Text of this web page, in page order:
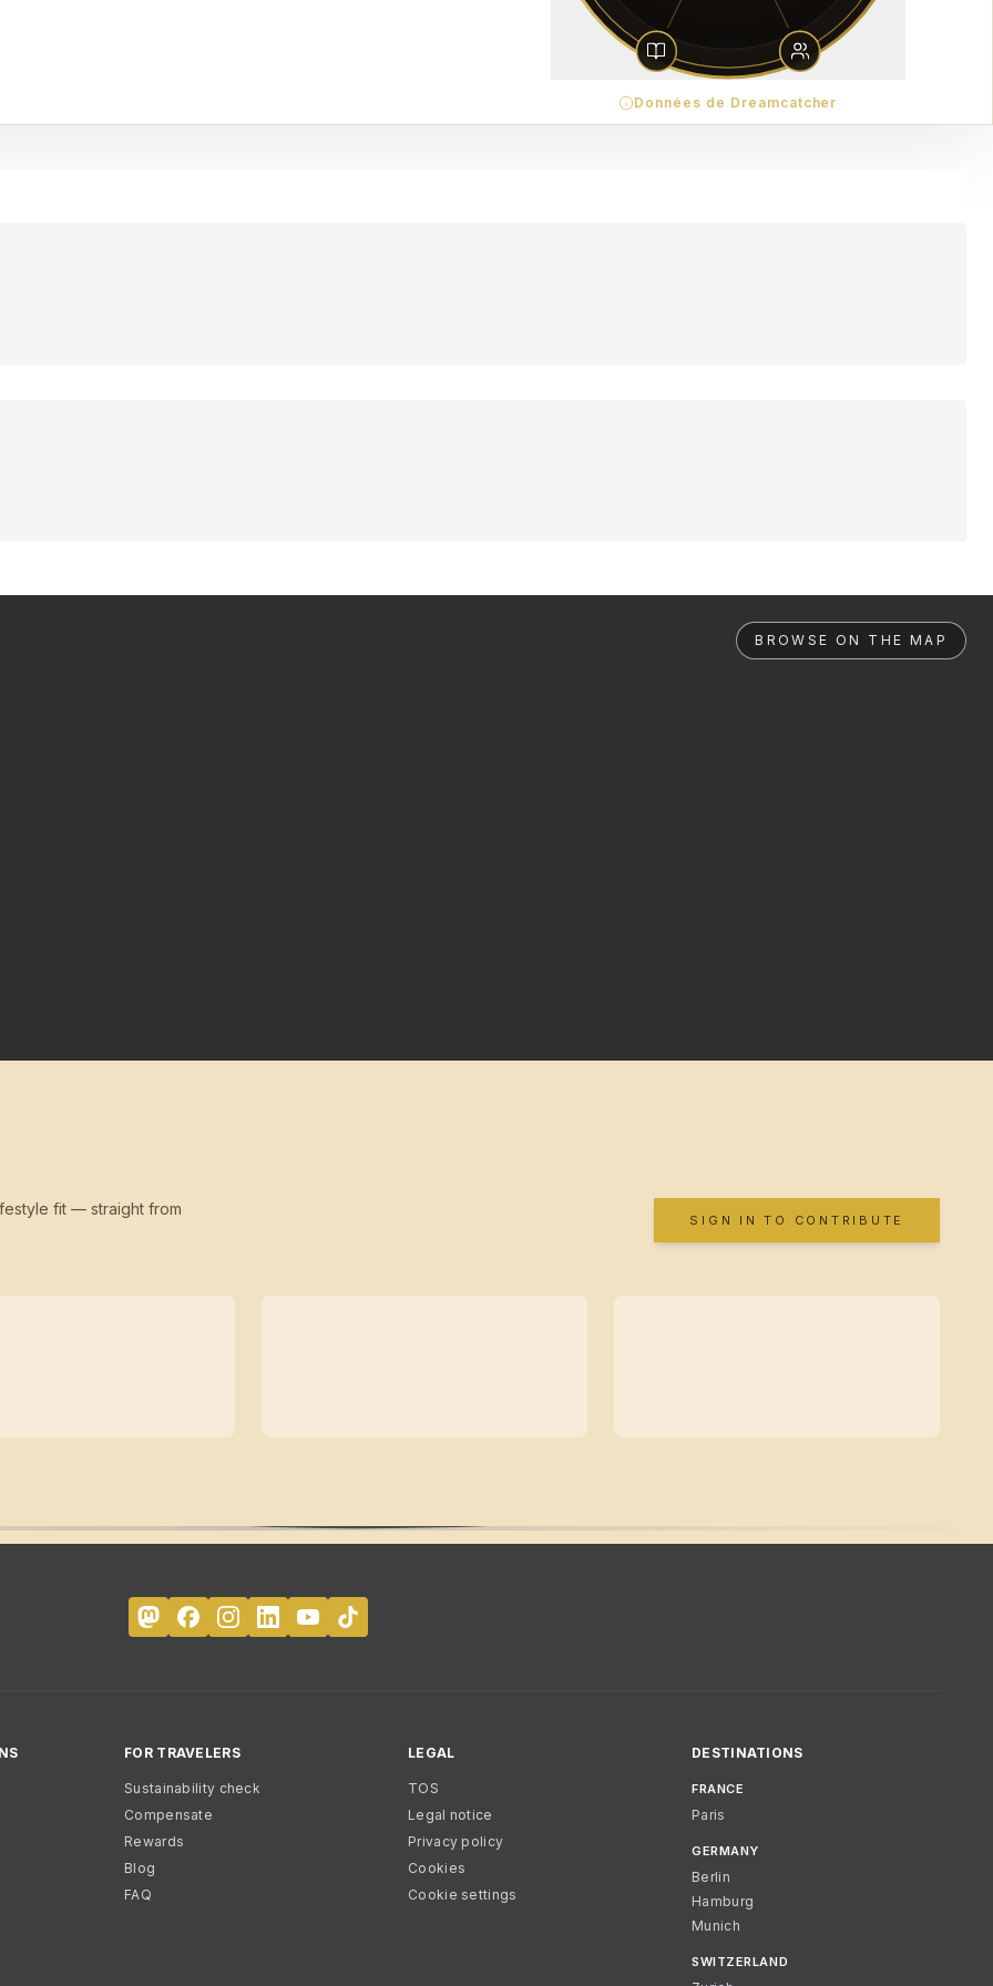
Données de Dreamcatcher
BROWSE ON THE MAP
fit — straight from
SIGN IN TO CONTRIBUTE
FOR TRAVELERS
Sustainability check
Compensate
Rewards
Blog
FAQ
LEGAL
TOS
Legal notice
Privacy policy
Cookies
Cookie settings
DESTINATIONS
FRANCE
Paris
GERMANY
Berlin
Hamburg
Munich
SWITZERLAND